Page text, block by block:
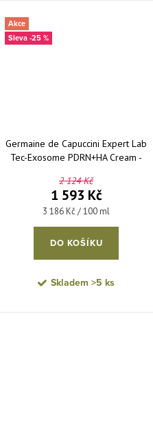
Akce
-25 %
Germaine de Capuccini Expert Lab
Tec-Exosome PDRN+HA Cream -
krém 50 ml
2 124 Kč
1 593 Kč
Měrná cena:
3 186 Kč / 100 ml
DO KOŠÍKU
Skladem >5 ks